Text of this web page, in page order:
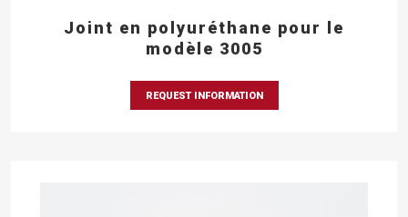
Joint en polyuréthane pour le
modèle 3005
REQUEST INFORMATION